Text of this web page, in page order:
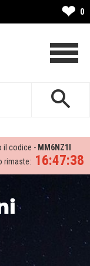
❤ 0
il codice - MM6NZ1I
16:47:37
rimaste: